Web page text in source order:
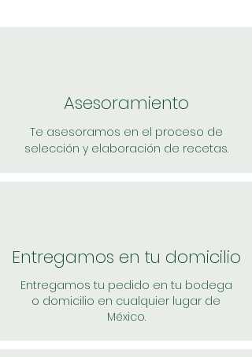
Asesoramiento
Te asesoramos en el proceso de
selección y elaboración de recetas.
Entregamos en tu domicilio
Entregamos tu pedido en tu bodega
o domicilio en cualquier lugar de
México.